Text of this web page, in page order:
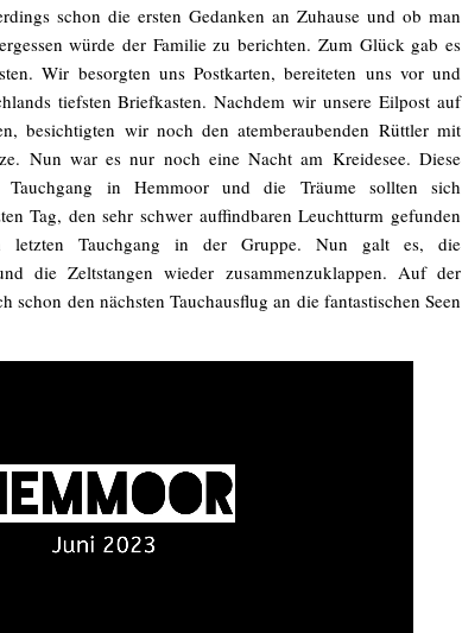
schon die ersten Gedanken an Zuhause und ob man
würde der Familie zu berichten. Zum Glück gab es
Wir besorgten uns Postkarten, bereiteten uns vor und
tiefsten Briefkasten. Nachdem wir unsere Eilpost auf
besichtigten wir noch den atemberaubenden Rüttler mit
Nun war es nur noch eine Nacht am Kreidesee. Diese
in Hemmoor und die Träume sollten sich
Tag, den sehr schwer auffindbaren Leuchtturm gefunden
letzten Tauchgang in der Gruppe. Nun galt es, die
die Zeltstangen wieder zusammenzuklappen. Auf der
den nächsten Tauchausflug an die fantastischen Seen